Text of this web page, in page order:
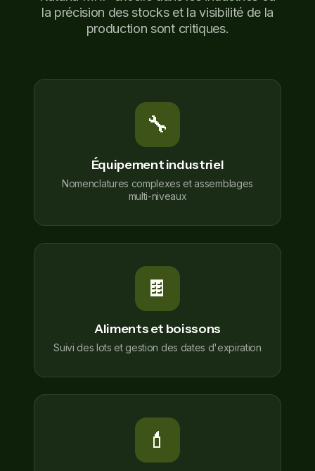
la précision des stocks et la visibilité de la
production sont critiques.
🔧
Équipement industriel
Nomenclatures complexes et assemblages
multi-niveaux
🍫
Aliments et boissons
Suivi des lots et gestion des dates d'expiration
💄